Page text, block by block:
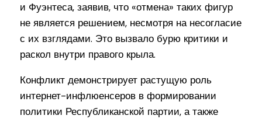
и Фуэнтеса, заявив, что «отмена» таких фигур
не является решением, несмотря на несогласие
с их взглядами. Это вызвало бурю критики и
раскол внутри правого крыла.
Конфликт демонстрирует растущую роль
интернет-инфлюенсеров в формировании
политики Республиканской партии, а также